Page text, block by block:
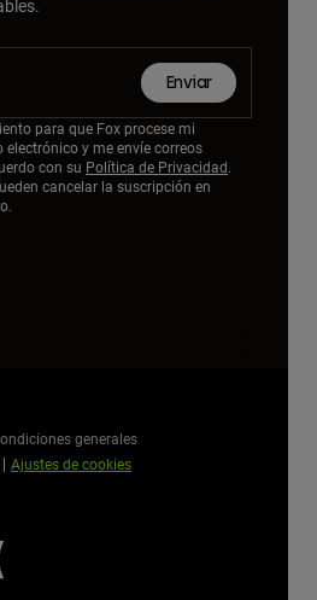
Enviar
para que Fox procese mi
electrónico y me envíe correos
con su Política de Privacidad.
cancelar la suscripción en
generales
Ajustes de cookies